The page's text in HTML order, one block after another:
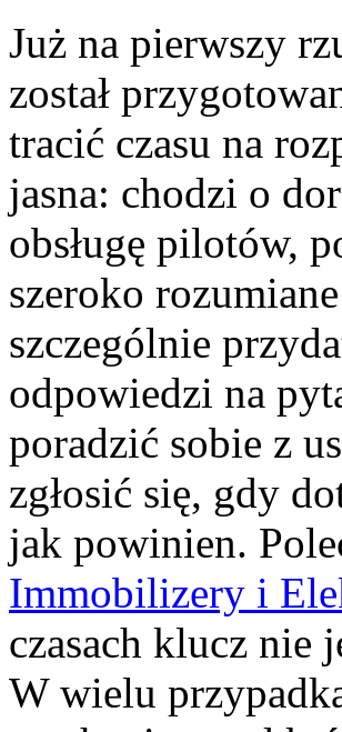
Już na pierwszy
został
tracić czasu na
jasna: chodzi o
obsługę pilotów,
szeroko
szczególnie
odpowiedzi na
poradzić sobie z
zgłosić się, gdy
jak powinien.
Immobilizery i
czasach klucz nie
W wielu